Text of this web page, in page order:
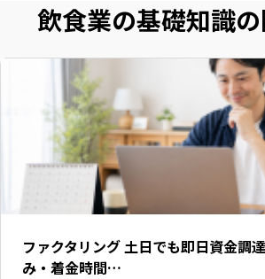
飲食業の基礎知識
ファクタリング 土日でも即日資金調
み・着金時間…